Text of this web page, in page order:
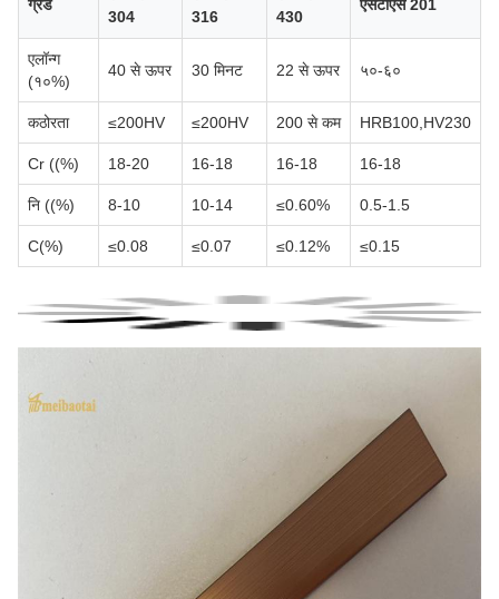
ग्रेड
304
316
430
एसटीएस 201
एलॉन्ग
(१०%)
40 से ऊपर 30 मिनट 22 से ऊपर ५०-६०
कठोरता ≤200HV ≤200HV 200 से कम HRB100,HV230
Cr ((%) 18-20 16-18 16-18 16-18
नि ((%) 8-10 10-14 ≤0.60% 0.5-1.5
C(%) ≤0.08 ≤0.07 ≤0.12% ≤0.15